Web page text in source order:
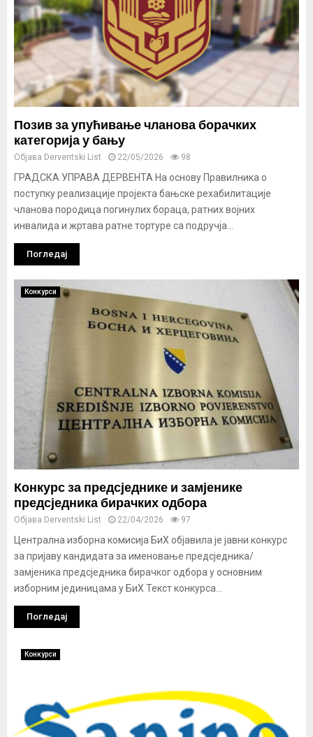
Позив за упућивање чланова борачких
категорија у бању
Објава Derventski List 22/05/2026 98
ГРАДСКА УПРАВА ДЕРВЕНТА На основу Правилника о
поступку реализације пројекта бањске рехабилитације
чланова породица погинулих бораца, ратних војних
инвалида и жртава ратне тортуре са подручја...
Погледај
Конкурси
Конкурс за предсједнике и замјенике
предсједника бирачких одбора
Објава Derventski List 22/04/2026 97
Централна изборна комисија БиХ објавила је јавни конкурс
за пријаву кандидата за именовање предсједника/
замјеника предсједника бирачког одбора у основним
изборним јединицама у БиХ Текст конкурса...
Погледај
Конкурси